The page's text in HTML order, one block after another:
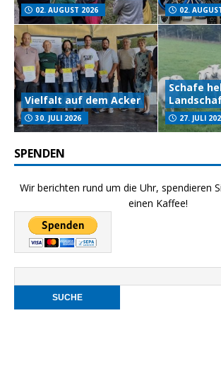
02. AUGUST 2026 02.
Vielfalt auf dem Acker
30. JULI 2026
Schafe
27. JULI
SPENDEN
Wir berichten rund um die Uhr, spendieren
einen Kaffee!